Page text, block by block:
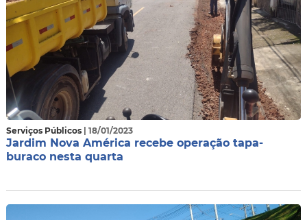
Serviços Públicos | 18/01/2023
Jardim Nova América recebe operação tapa-
buraco nesta quarta